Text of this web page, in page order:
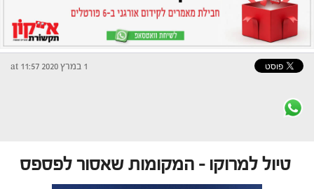
1 במרץ 2020 at 11:57
טיול למרוקו – המקומות שאסור לפספס